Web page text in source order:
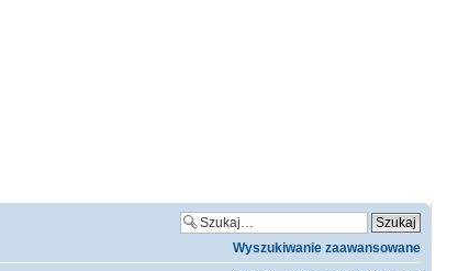
Wyszukiwanie zaawansowane